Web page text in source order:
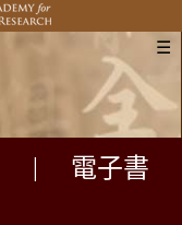
☰
電子書